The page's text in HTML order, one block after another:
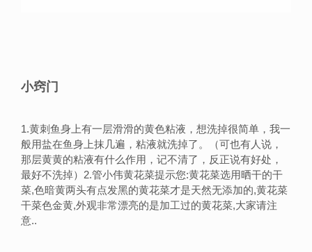
小窍门
1.黄刺鱼身上有一层滑滑的黄色粘液，想洗掉很简单，我一
般用盐在鱼身上抹几遍，粘液就洗掉了。（可也有人说，
那层黄黄的粘液有什么作用，记不清了，反正说有好处，
最好不洗掉）2.管小伟黄花菜提示您:黄花菜选用晒干的干
菜,色暗黄两头有点发黑的黄花菜才是天然无添加的,黄花菜
干菜色金黄,外观非常漂亮的是加工过的黄花菜,大家请注
意..